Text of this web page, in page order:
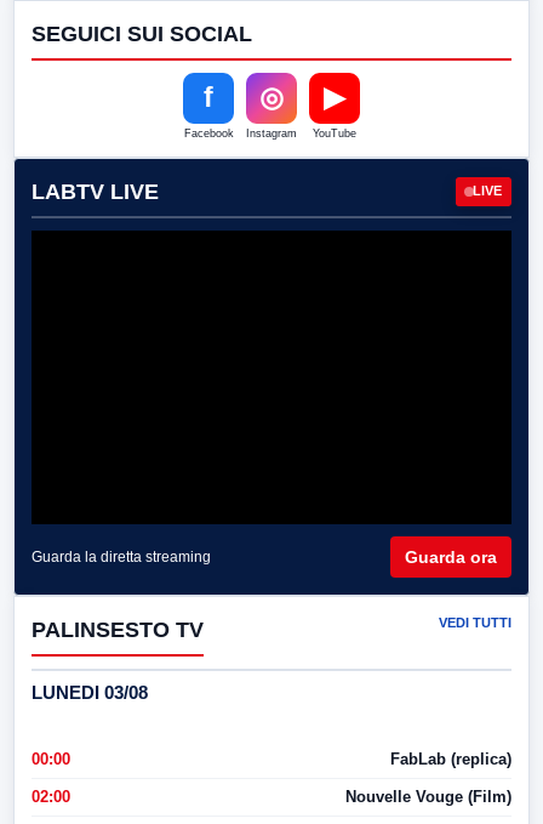
SEGUICI SUI SOCIAL
f
Facebook
◎
Instagram
▶
YouTube
LABTV LIVE LIVE
Guarda la diretta streaming Guarda ora
PALINSESTO TV VEDI TUTTI
LUNEDI 03/08
00:00 FabLab (replica)
02:00 Nouvelle Vouge (Film)